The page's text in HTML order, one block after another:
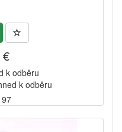
k odběru
k odběru